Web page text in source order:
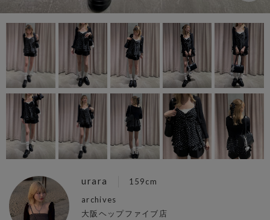
大阪ヘップファイブ店
urara
159cm
archives